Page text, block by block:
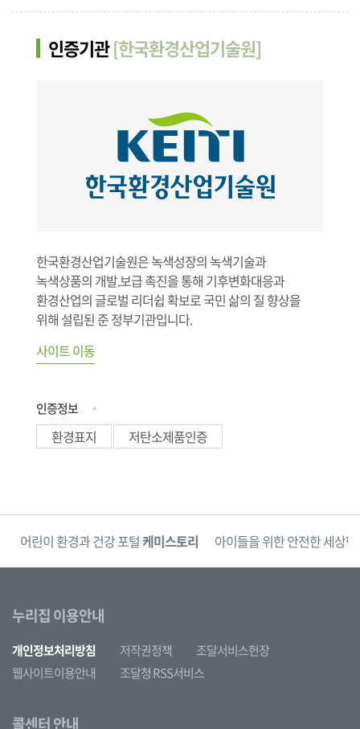
인증기관[한국환경산업기술원]
한국환경산업기술원은 녹색성장의 녹색기술과
녹색상품의 개발.보급 촉진을 통해 기후변화대응과
환경산업의 글로벌 리더쉽 확보로 국민 삶의 질 향상을
위해 설립된 준 정부기관입니다.
사이트 이동
인증정보
환경표지 저탄소제품인증
어린이 환경과 건강 포털케미스토리 아이들을 위한 안전한 세상
누리집 이용안내
개인정보처리방침 저작권정책
조달서비스헌장
웹사이트이용안내
조달청 RSS서비스
콜센터 안내